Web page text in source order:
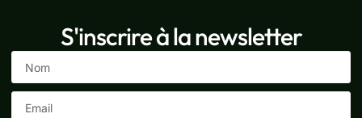
S'inscrire à la newsletter